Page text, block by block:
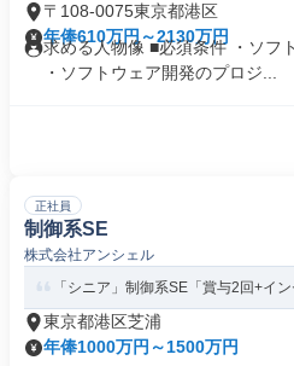
〒108-0075東京都港区
年俸610万円～2130万円
求める人物像 ■必須条件 ・ソフ
・ソフトウェア開発のプロジ...
正社員
制御系SE
株式会社アンシェル
「シニア」制御系SE「賞与2回+イ
東京都港区芝浦
年俸1000万円～1500万円